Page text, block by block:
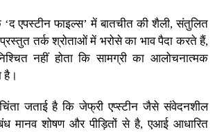
एपस्टीन फाइल्स’ में बातचीत की शैली, संतुलित
तर्क श्रोताओं में भरोसे का भाव पैदा करते हैं,
नहीं होता कि सामग्री का आलोचनात्मक
है।
जताई है कि जेफ्री एप्स्टीन जैसे संवेदनशील
मानव शोषण और पीड़ितों से है, एआई आधारित